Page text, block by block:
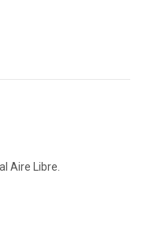
Aire Libre.